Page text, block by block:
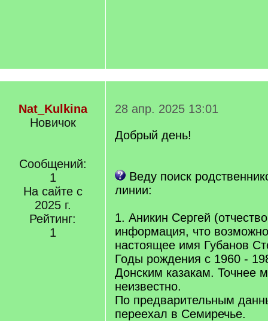
Nat_Kulkina
Новичок
Сообщений:
1
На сайте с
2025 г.
Рейтинг:
1
28 апр. 2025 13:01
Добрый день!
Веду поиск
линии:
1. Аникин Сергей
информация, что
настоящее имя Губанов
Годы рождения с 1960 -
Донским казакам. Точнее
неизвестно.
По предварительным
переехал в Семиречье.